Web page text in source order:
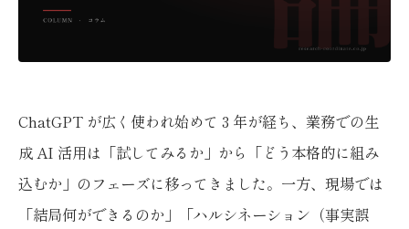
ChatGPT が広く使われ始めて 3 年が経ち、業務での生
成 AI 活用は「試してみるか」から「どう本格的に組み
込むか」のフェーズに移ってきました。一方、現場では
「結局何ができるのか」「ハルシネーション（事実誤